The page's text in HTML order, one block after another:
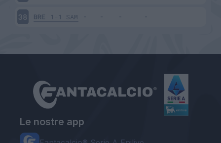
38 BRE 1-1 SAM
Le nostre app